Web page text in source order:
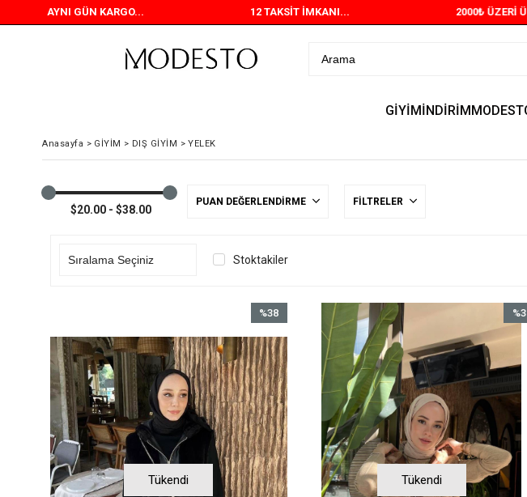
GİYİMİNDİRİM
AYNI GÜN KARGO... 12 TAKSİT İMKANI... 2000₺ ÜZERİ
Anasayfa > GİYİM > DIŞ GİYİM > YELEK
$20.00 - $38.00
PUAN DEĞERLENDIRME FILTRELER
Stoktakiler
Tükendi
%38
%38İndirim
Tükendi